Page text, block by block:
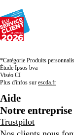
*Catégorie Produits
Étude Ipsos bva
Viséo CI
Plus d'infos sur escda.fr
Aide
Notre entreprise
Trustpilot